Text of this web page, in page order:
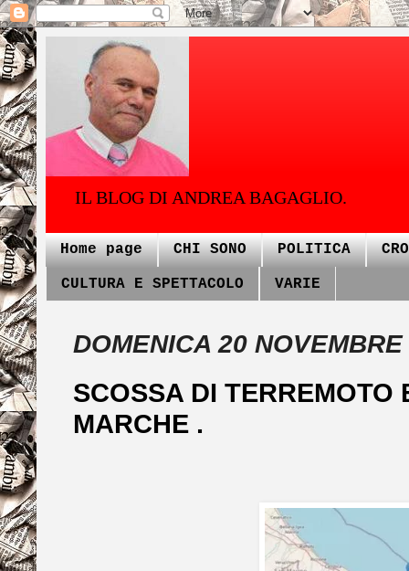
IL BLOG DI ANDREA BAGAGLIO.
Home page CHI SONO POLITICA
CULTURA E SPETTACOLO VARIE
DOMENICA 20
SCOSSA DI TERREMOTO
MARCHE .